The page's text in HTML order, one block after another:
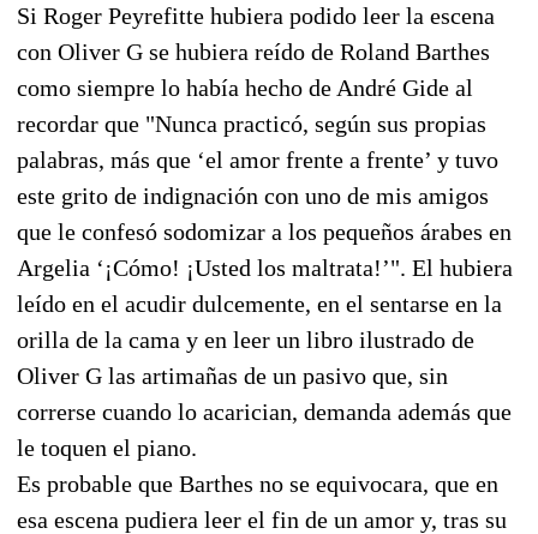
Si Roger Peyrefitte hubiera podido leer la escena
con Oliver G se hubiera reído de Roland Barthes
como siempre lo había hecho de André Gide al
recordar que "Nunca practicó, según sus propias
palabras, más que ‘el amor frente a frente’ y tuvo
este grito de indignación con uno de mis amigos
que le confesó sodomizar a los pequeños árabes en
Argelia ‘¡Cómo! ¡Usted los maltrata!’". El hubiera
leído en el acudir dulcemente, en el sentarse en la
orilla de la cama y en leer un libro ilustrado de
Oliver G las artimañas de un pasivo que, sin
correrse cuando lo acarician, demanda además que
le toquen el piano.
Es probable que Barthes no se equivocara, que en
esa escena pudiera leer el fin de un amor y, tras su